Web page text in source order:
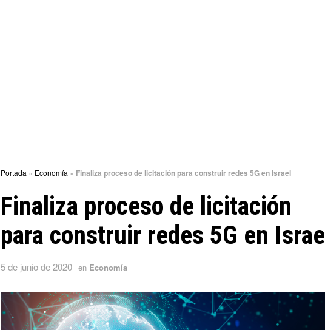
Portada » Economía » Finaliza proceso de licitación para construir redes 5G en Israel
Finaliza proceso de licitación
para construir redes 5G en Israel
5 de junio de 2020 en Economía